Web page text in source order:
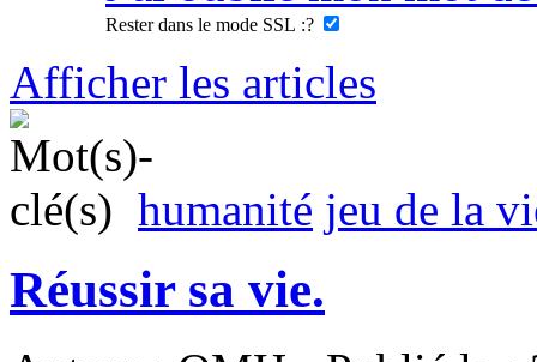
Rester dans le mode SSL :?
Afficher les articles
humanité jeu de la
Réussir sa vie.